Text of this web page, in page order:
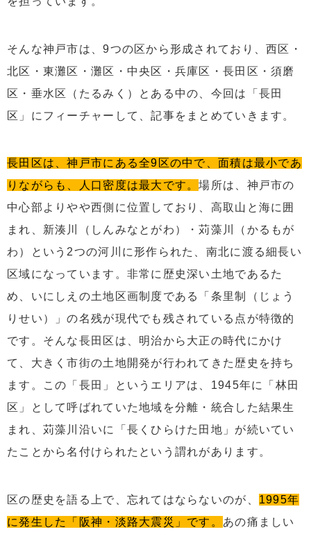
そんな神戸市は、9つの区から形成されており、西区・
北区・東灘区・灘区・中央区・兵庫区・長田区・須磨
区・垂水区（たるみく）とある中の、今回は「長田
区」にフィーチャーして、記事をまとめていきます。
長田区は、神戸市にある全9区の中で、面積は最小であ
りながらも、人口密度は最大です。場所は、神戸市の
中心部よりやや西側に位置しており、高取山と海に囲
まれ、新湊川（しんみなとがわ）・苅藻川（かるもが
わ）という2つの河川に形作られた、南北に渡る細長い
区域になっています。非常に歴史深い土地であるた
め、いにしえの土地区画制度である「条里制（じょう
りせい）」の名残が現代でも残されている点が特徴的
です。そんな長田区は、明治から大正の時代にかけ
て、大きく市街の土地開発が行われてきた歴史を持ち
ます。この「長田」というエリアは、1945年に「林田
区」として呼ばれていた地域を分離・統合した結果生
まれ、苅藻川沿いに「長くひらけた田地」が続いてい
たことから名付けられたという謂れがあります。
区の歴史を語る上で、忘れてはならないのが、 1995年
に発生した「阪神・淡路大震災」です。 あの痛ましい